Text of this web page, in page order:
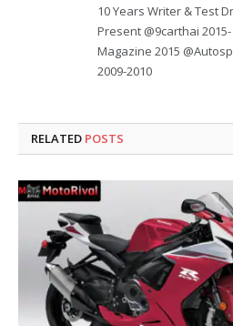
10 Years Writer & Test
Present @9carthai
Magazine 2015
2009-2010
RELATED POSTS